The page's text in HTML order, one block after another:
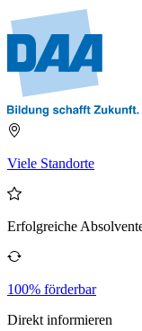
Viele Standorte
Erfolgreiche
100% förderbar
Direkt informieren